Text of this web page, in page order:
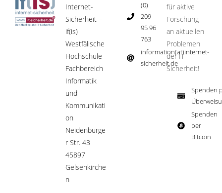
Internet-
Sicherheit –
if(is)
Westfälische
Hochschule
Fachbereich
Informatik
und
Kommunikati
on
Neidenburge
r Str. 43
45897
Gelsenkirche
n
(0)
209
95 96
763
information(at)internet-
sicherheit.de ​
für aktive
Forschung
an aktuellen
Problemen
der IT-
Sicherheit!​
Spenden
Spenden
per
Bitcoin​